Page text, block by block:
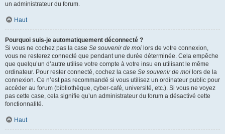
un administrateur du forum.
Haut
Pourquoi suis-je automatiquement déconnecté ?
Si vous ne cochez pas la case Se souvenir de moi lors de votre connexion,
vous ne resterez connecté que pendant une durée déterminée. Cela empêche
que quelqu’un d’autre utilise votre compte à votre insu en utilisant le même
ordinateur. Pour rester connecté, cochez la case Se souvenir de moi lors de la
connexion. Ce n’est pas recommandé si vous utilisez un ordinateur public pour
accéder au forum (bibliothèque, cyber-café, université, etc.). Si vous ne voyez
pas cette case, cela signifie qu’un administrateur du forum a désactivé cette
fonctionnalité.
Haut